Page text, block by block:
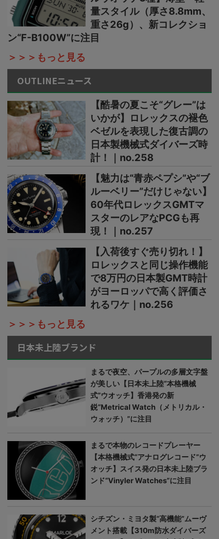
量スタイル（厚さ8.8mm、
重さ26g）、新コレクショ
ン“F-B100W”に注目
＞＞＞もっと見る
OUTLINEニュース
【酷暑の夏こそ“グレー”は
いかが】ロレックスの褪色
ベゼルを表現した復古調の
日本製機械式ダイバーズ時
計！｜no.258
【魅力は“青赤ペプシ”や“ブ
ルーベリー”だけじゃない】
60年代ロレックスGMTマ
スターのレアなPCGも再
現！｜no.257
【入荷後すぐ売り切れ！】
ロレックスと同じ操作機能
で8万円の日本製GMT時計
がヨーロッパで高く評価さ
れるワケ｜no.256
＞＞＞もっと見る
日本未上陸ブランド
まるで夜空、パープルの多層文字盤
が美しい【日本未上陸“本格機械
式”ウオッチ】香港発の新
鋭“Metrical Watch（メトリカル・
ウォッチ）”に注目
まるで本物のレコードプレーヤー
【本格機械式“アナログレコード”ウ
オッチ】スイス発の日本未上陸ブラ
ンド“Vinyler Watches”に注目
シチズン・ミヨタ製“高機能”ムーヴ
メント搭載【310m防水ダイバーズ